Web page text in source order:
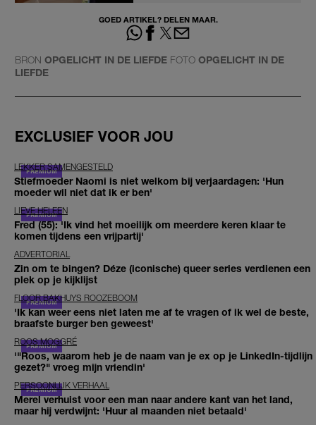
GOED ARTIKEL? DELEN MAAR.
BRON OPGELICHT IN DE LIEFDE FOTO OPGELICHT IN DE
LIEFDE
EXCLUSIEF VOOR JOU
LEKKER SAMENGESTELD
Stiefmoeder Naomi is niet welkom bij verjaardagen: 'Hun
moeder wil niet dat ik er ben'
LIEVE HELEEN
Fred (55): 'Ik vind het moeilijk om meerdere keren klaar te
komen tijdens een vrijpartij'
ADVERTORIAL
Zin om te bingen? Déze (iconische) queer series verdienen een
plek op je kijklijst
FLOOR BAKHUYS ROOZEBOOM
'Ik kan weer eens niet laten me af te vragen of ik wel de beste,
braafste burger ben geweest'
ROOS MOGGRÉ
'"Roos, waarom heb je de naam van je ex op je LinkedIn-tijdlijn
gezet?" vroeg mijn vriendin'
PERSOONLIJK VERHAAL
Merel verhuist voor een man naar andere kant van het land,
maar hij verdwijnt: 'Huur al maanden niet betaald'